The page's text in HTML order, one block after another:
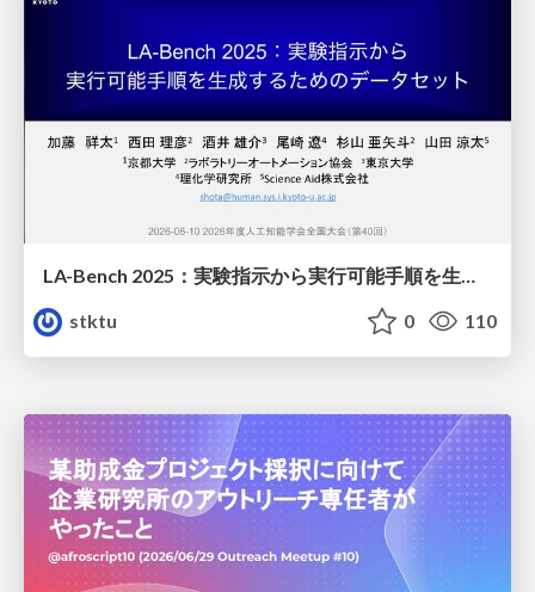
LA-Bench 2025：実験指示から 実行可能手順を生成するためのデータセット/LA-Bench 2025: A Dataset for Generating Executable Experimental Procedures from Experimental Instructions
stktu
0 110